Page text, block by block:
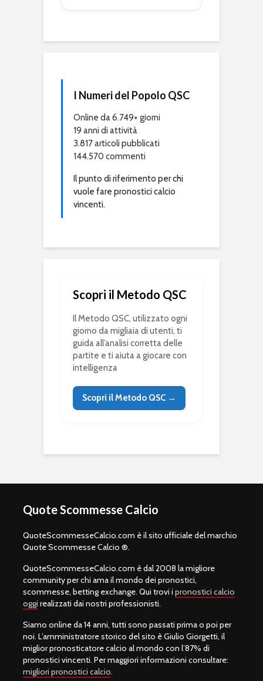
I Numeri del Popolo QSC
Online da 6.749+ giorni
19 anni di attività
3.817 articoli pubblicati
144.570 commenti
Il punto di riferimento per chi
vuole fare pronostici calcio
vincenti.
Scopri il Metodo QSC
Il Metodo QSC, utilizzato ogni
giorno da migliaia di utenti, ti
guida all’analisi corretta delle
partite e ti aiuta a giocare con
intelligenza
Scopri il Metodo QSC →
Quote Scommesse Calcio
QuoteScommesseCalcio.com è il sito ufficiale del marchio
Quote Scommesse Calcio ®.
QuoteScommesseCalcio.com è dal 2008 la migliore
community per chi ama il mondo dei pronostici,
scommesse, betting exchange. Qui trovi i pronostici calcio
oggi realizzati dai nostri professionisti.
Siamo online da 14 anni, tutti sono passati prima o poi per
noi. L’amministratore storico del sito è Giulio Giorgetti, il
miglior pronosticatore calcio al mondo con l’87% di
pronostici vincenti. Per maggiori informazioni consultare:
migliori pronostici calcio.